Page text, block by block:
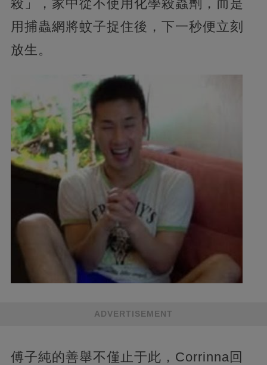
殺」，家中從不使用化學殺蟲劑，而是
用捕蟲網將蚊子捉住後，下一秒便立刻
放生。
ADVERTISEMENT
傅子純的善舉不僅止于此，Corrinna回